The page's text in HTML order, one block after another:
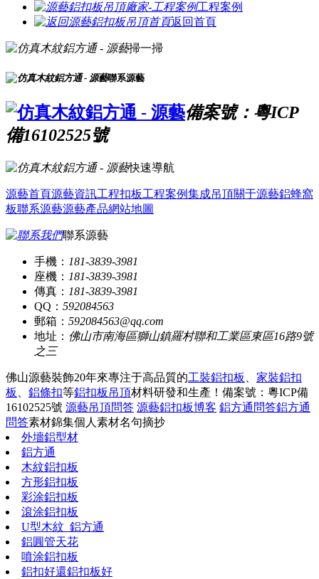
工程案例
返回首頁
掃一掃
聯系源藝
備案號：粵ICP
備16102525號
快速導航
源藝首頁源藝資訊工程扣板工程案例集成吊頂關于源藝鋁蜂窩
板聯系源藝源藝產品網站地圖
聯系源藝
手機： 181-3839-3981
座機： 181-3839-3981
傳真： 181-3839-3981
QQ： 592084563
郵箱： 592084563@qq.com
地址： 佛山市南海區獅山鎮羅村聯和工業區東區16路9號
之三
佛山源藝裝飾20年來專注于高品質的工裝鋁扣板
家裝鋁扣
板
鋁條扣等鋁扣板吊頂材料研發和生產！ 備案號：粵ICP備
16102525號 源藝吊頂問答 源藝鋁扣板博客 鋁方通問答鋁方通
問答素材錦集個人素材名句摘抄
外墻鋁型材
鋁方通
木紋鋁扣板
方形鋁扣板
彩涂鋁扣板
滾涂鋁扣板
U型木紋_鋁方通
鋁圓管天花
噴涂鋁扣板
鋁扣好還鋁扣板好